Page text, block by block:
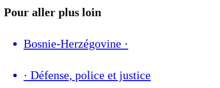
Pour aller plus loin
Bosnie-Herzégovine ·
· Défense, police et justice